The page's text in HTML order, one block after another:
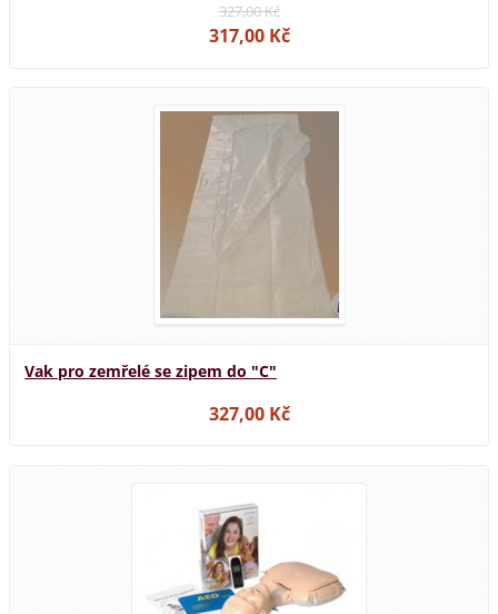
327,00 Kč
317,00 Kč
Vak pro zemřelé se zipem do "C"
327,00 Kč